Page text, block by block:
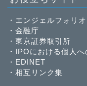
・ エンジェルフォリオ
・ 金融庁
・ 東京証券取引所
・ IPOにおける個人へ
・ EDINET
・ 相互リンク集